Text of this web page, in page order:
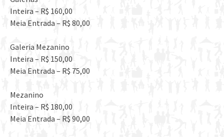
Inteira – R$ 160,00
Meia Entrada – R$ 80,00
Galeria Mezanino
Inteira – R$ 150,00
Meia Entrada – R$ 75,00
Mezanino
Inteira – R$ 180,00
Meia Entrada – R$ 90,00